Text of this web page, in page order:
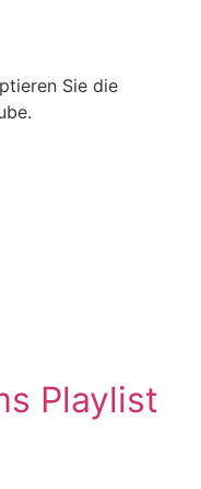
Sie die
Playlist